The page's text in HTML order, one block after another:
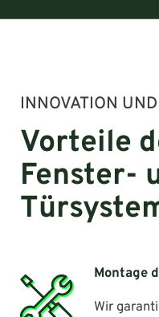
INNOVATION
Vorteile
Fenster-
Montage
Wir